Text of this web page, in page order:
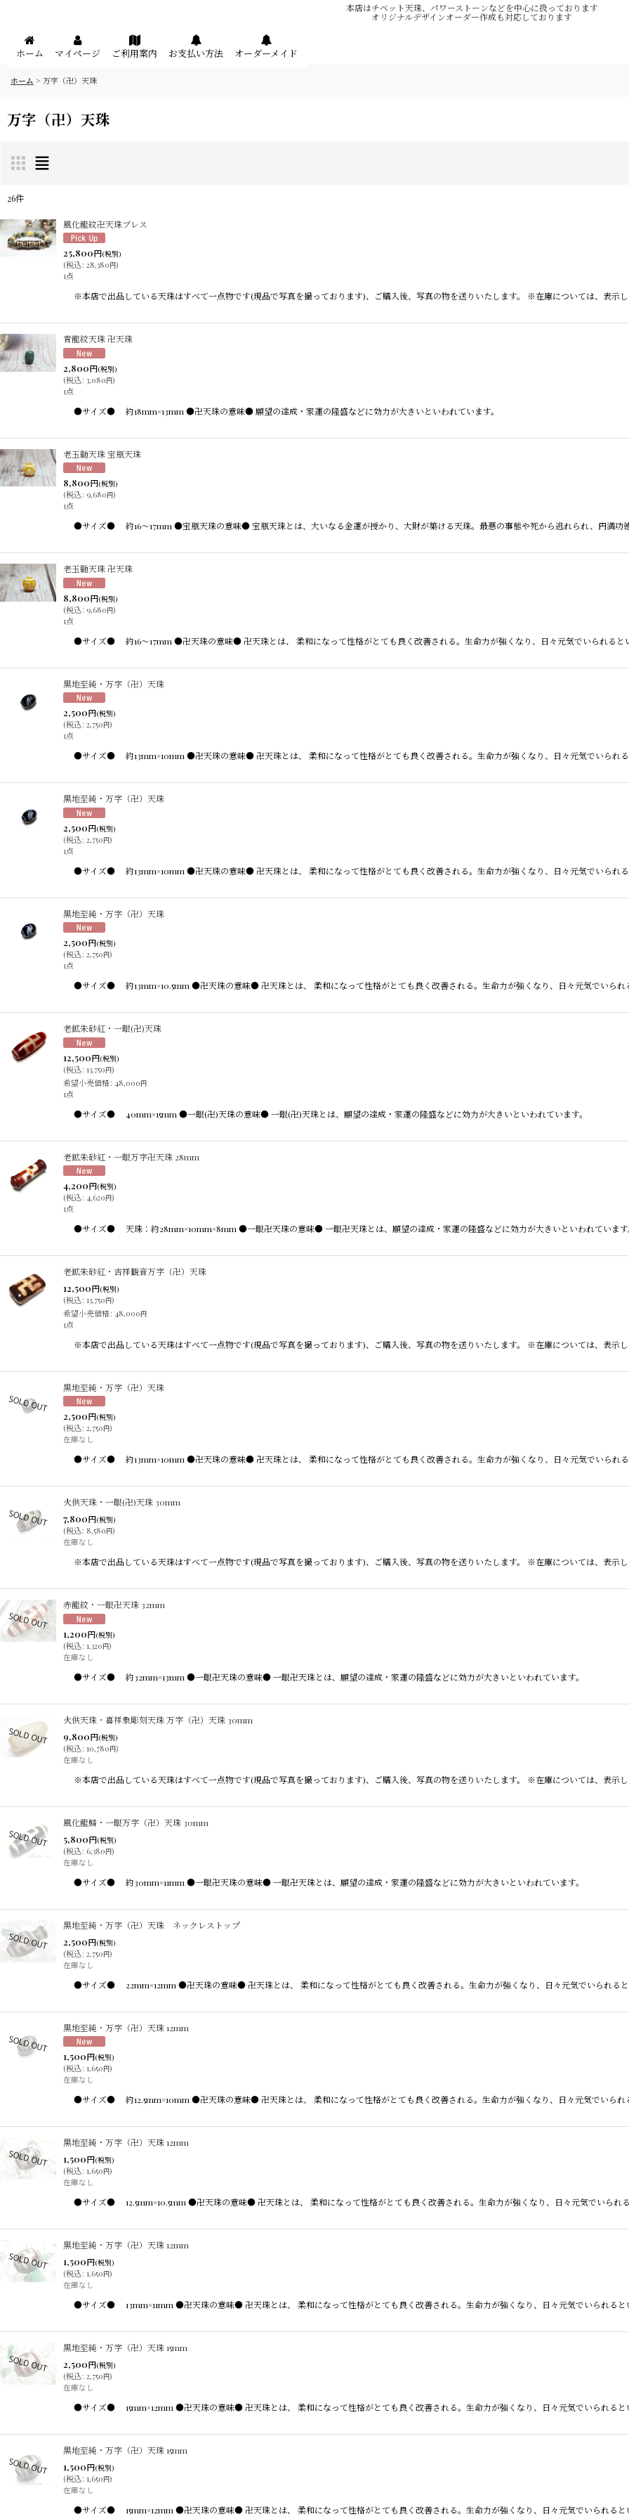
本店はチベット天珠、パワーストーンなどを中心に扱っております
オリジナルデザインオーダー作成も対応しております
メニュー
ホーム マイページ ご利用案内 お支払い方法 オーダーメイド
ホーム > 万字（卍）天珠
万字（卍）天珠
表示数:
在庫あり
26件
風化龍紋卍天珠ブレス
25,800円(税別)
(税込: 28,380円)
1点
※本店で出品している天珠はすべて一点物です(現品で写真を撮っております)、ご購入後、写真の物を送りいたします。 ※在庫については、表示
青龍紋天珠 卍天珠
2,800円(税別)
(税込: 3,080円)
1点
●サイズ● 約18mm×13mm ●卍天珠の意味● 願望の達成・家運の隆盛などに効力が大きいといわれています。
老玉髄天珠 宝瓶天珠
8,800円(税別)
(税込: 9,680円)
1点
●サイズ● 約16〜17mm ●宝瓶天珠の意味● 宝瓶天珠とは、大いなる金運が授かり、大財が築ける天珠。最悪の事態や死から逃れられ、円満功
老玉髄天珠 卍天珠
8,800円(税別)
(税込: 9,680円)
1点
●サイズ● 約16〜17mm ●卍天珠の意味● 卍天珠とは、 柔和になって性格がとても良く改善される。生命力が強くなり、日々元気でいられるとい
黒地至純・万字（卍）天珠
2,500円(税別)
(税込: 2,750円)
1点
●サイズ● 約13mm×10mm ●卍天珠の意味● 卍天珠とは、 柔和になって性格がとても良く改善される。生命力が強くなり、日々元気でいられる
黒地至純・万字（卍）天珠
2,500円(税別)
(税込: 2,750円)
1点
●サイズ● 約13mm×10mm ●卍天珠の意味● 卍天珠とは、 柔和になって性格がとても良く改善される。生命力が強くなり、日々元気でいられる
黒地至純・万字（卍）天珠
2,500円(税別)
(税込: 2,750円)
1点
●サイズ● 約13mm×10.5mm ●卍天珠の意味● 卍天珠とは、 柔和になって性格がとても良く改善される。生命力が強くなり、日々元気でいられ
老鉱朱砂紅・一眼(卍)天珠
12,500円(税別)
(税込: 13,750円)
希望小売価格: 48,000円
1点
●サイズ● 40mm×15mm ●一眼(卍)天珠の意味● 一眼(卍)天珠とは、願望の達成・家運の隆盛などに効力が大きいといわれています。
老鉱朱砂紅・一眼万字卍天珠 28mm
4,200円(税別)
(税込: 4,620円)
1点
●サイズ● 天珠：約28mm×10mm×8mm ●一眼卍天珠の意味● 一眼卍天珠とは、願望の達成・家運の隆盛などに効力が大きいといわれています
老鉱朱砂紅・吉祥観音万字（卍）天珠
12,500円(税別)
(税込: 13,750円)
希望小売価格: 48,000円
1点
※本店で出品している天珠はすべて一点物です(現品で写真を撮っております)、ご購入後、写真の物を送りいたします。 ※在庫については、表示
黒地至純・万字（卍）天珠
2,500円(税別)
(税込: 2,750円)
在庫なし
●サイズ● 約13mm×10mm ●卍天珠の意味● 卍天珠とは、 柔和になって性格がとても良く改善される。生命力が強くなり、日々元気でいられる
火供天珠・一眼(卍)天珠 30mm
7,800円(税別)
(税込: 8,580円)
在庫なし
※本店で出品している天珠はすべて一点物です(現品で写真を撮っております)、ご購入後、写真の物を送りいたします。 ※在庫については、表示
赤龍紋・一眼卍天珠 32mm
1,200円(税別)
(税込: 1,320円)
在庫なし
●サイズ● 約32mm×13mm ●一眼卍天珠の意味● 一眼卍天珠とは、願望の達成・家運の隆盛などに効力が大きいといわれています。
火供天珠・喜祥象彫刻天珠 万字（卍）天珠 30mm
9,800円(税別)
(税込: 10,780円)
在庫なし
※本店で出品している天珠はすべて一点物です(現品で写真を撮っております)、ご購入後、写真の物を送りいたします。 ※在庫については、表示
風化龍鱗・一眼万字（卍）天珠 30mm
5,800円(税別)
(税込: 6,380円)
在庫なし
●サイズ● 約30mm×11mm ●一眼卍天珠の意味● 一眼卍天珠とは、願望の達成・家運の隆盛などに効力が大きいといわれています。
黒地至純・万字（卍）天珠 ネックレストップ
2,500円(税別)
(税込: 2,750円)
在庫なし
●サイズ● 22mm×12mm ●卍天珠の意味● 卍天珠とは、 柔和になって性格がとても良く改善される。生命力が強くなり、日々元気でいられると
黒地至純・万字（卍）天珠 12mm
1,500円(税別)
(税込: 1,650円)
在庫なし
●サイズ● 約12.5mm×10mm ●卍天珠の意味● 卍天珠とは、 柔和になって性格がとても良く改善される。生命力が強くなり、日々元気でいられ
黒地至純・万字（卍）天珠 12mm
1,500円(税別)
(税込: 1,650円)
在庫なし
●サイズ● 12.5mm×10.5mm ●卍天珠の意味● 卍天珠とは、 柔和になって性格がとても良く改善される。生命力が強くなり、日々元気でいられる
黒地至純・万字（卍）天珠 12mm
1,500円(税別)
(税込: 1,650円)
在庫なし
●サイズ● 13mm×11mm ●卍天珠の意味● 卍天珠とは、 柔和になって性格がとても良く改善される。生命力が強くなり、日々元気でいられると
黒地至純・万字（卍）天珠 15mm
2,500円(税別)
(税込: 2,750円)
在庫なし
●サイズ● 15mm×12mm ●卍天珠の意味● 卍天珠とは、 柔和になって性格がとても良く改善される。生命力が強くなり、日々元気でいられると
黒地至純・万字（卍）天珠 15mm
1,500円(税別)
(税込: 1,650円)
在庫なし
●サイズ● 15mm×12mm ●卍天珠の意味● 卍天珠とは、 柔和になって性格がとても良く改善される。生命力が強くなり、日々元気でいられると